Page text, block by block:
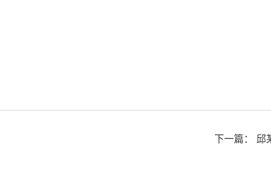
下一篇： 邱